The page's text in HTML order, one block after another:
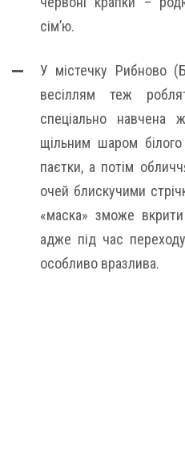
сім’ю.
У містечку Рибново
весіллям теж
спеціально навчена
щільним шаром
паєтки, а потім
очей блискучими
«маска» зможе
адже під час
особливо вразлива.